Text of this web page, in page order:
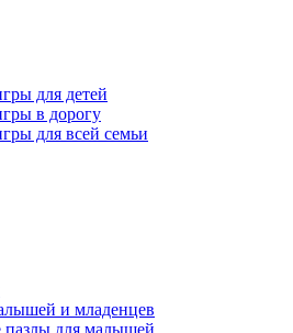
для детей
в дорогу
для всей семьи
и младенцев
для малышей